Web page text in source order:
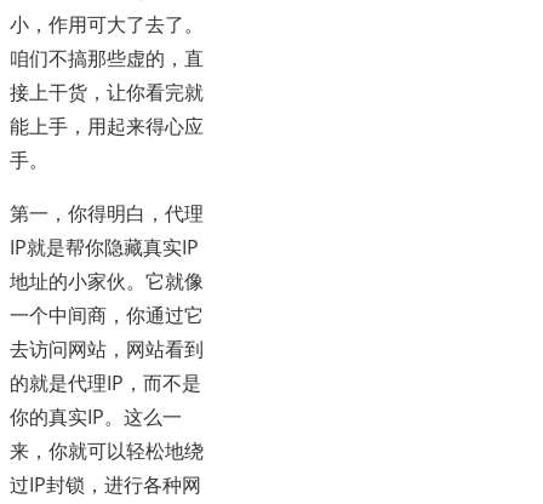
小，作用可大了去了。
咱们不搞那些虚的，直
接上干货，让你看完就
能上手，用起来得心应
手。
第一，你得明白，代理
IP就是帮你隐藏真实IP
地址的小家伙。它就像
一个中间商，你通过它
去访问网站，网站看到
的就是代理IP，而不是
你的真实IP。这么一
来，你就可以轻松地绕
过IP封锁，进行各种网